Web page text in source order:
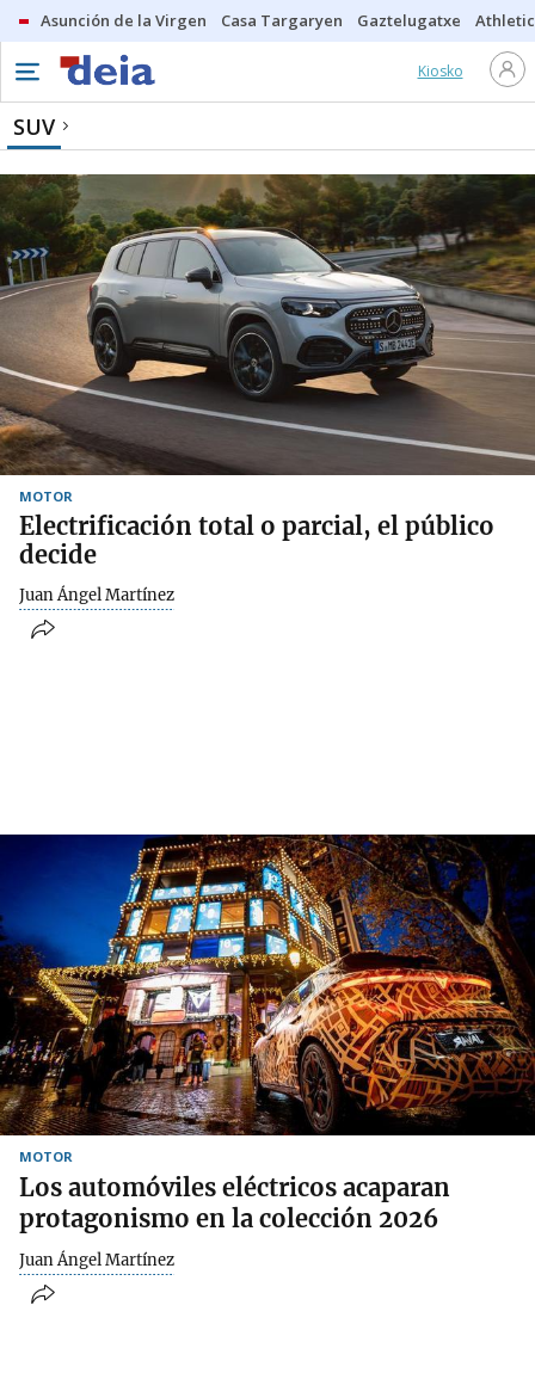
Asunción de la Virgen Casa Targaryen Gaztelugatxe Athletic
Kiosko
SUV
MOTOR
Electrificación total o parcial, el público
decide
Juan Ángel Martínez
MOTOR
Los automóviles eléctricos acaparan
protagonismo en la colección 2026
Juan Ángel Martínez